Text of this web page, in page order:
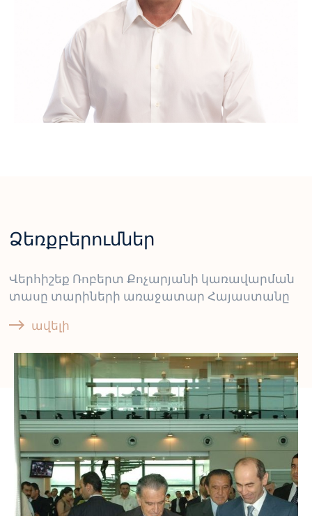
Ձեռքբերումներ
Վերհիշեք Ռոբերտ Քոչարյանի կառավարման
տասը տարիների առաջատար Հայաստանը
ավելի